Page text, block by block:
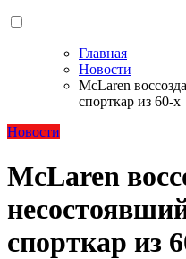
Главная
Новости
McLaren
спорткар из 60-х
Новости
McLaren
спорткар из